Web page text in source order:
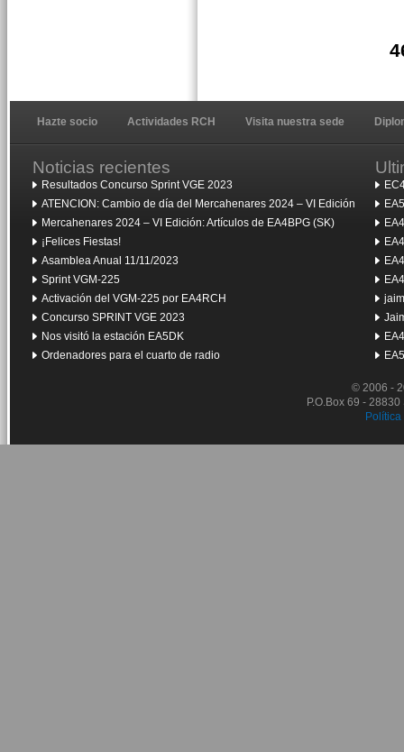
Hazte socio Actividades RCH Visita nuestra sede
Noticias recientes
Resultados Concurso Sprint VGE 2023
ATENCION: Cambio de día del Mercahenares 2024 – VI Edición
Mercahenares 2024 – VI Edición: Artículos de EA4BPG (SK)
¡Felices Fiestas!
Asamblea Anual 11/11/2023
Sprint VGM-225
Activación del VGM-225 por EA4RCH
Concurso SPRINT VGE 2023
Nos visitó la estación EA5DK
Ordenadores para el cuarto de radio
© 2006 -
P.O.Box 69 -